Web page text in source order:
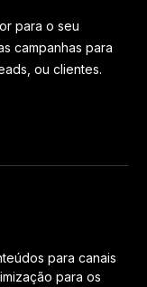
para o seu
campanhas para
ou clientes.
para canais
para os